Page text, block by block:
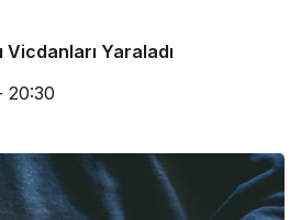
Vicdanları Yaraladı
20:30